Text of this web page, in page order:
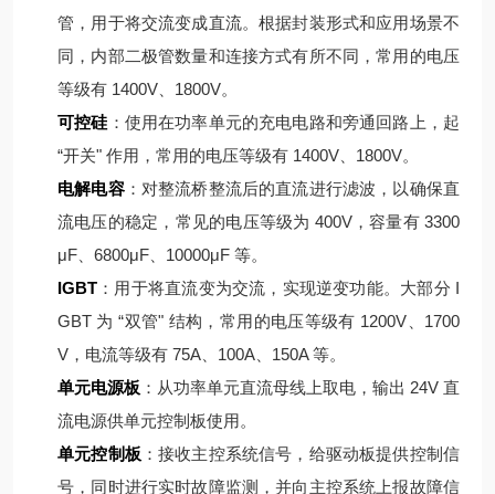
管，用于将交流变成直流。根据封装形式和应用场景不
同，内部二极管数量和连接方式有所不同，常用的电压
等级有 1400V、1800V。
可控硅 ：使用在功率单元的充电电路和旁通回路上，起
“开关" 作用，常用的电压等级有 1400V、1800V。
电解电容：对整流桥整流后的直流进行滤波，以确保直
流电压的稳定，常见的电压等级为 400V，容量有 3300
μF、6800μF、10000μF 等。
IGBT ：用于将直流变为交流，实现逆变功能。大部分 I
GBT 为 “双管" 结构，常用的电压等级有 1200V、1700
V，电流等级有 75A、100A、150A 等。
单元电源板 ：从功率单元直流母线上取电，输出 24V 直
流电源供单元控制板使用。
单元控制板 ：接收主控系统信号，给驱动板提供控制信
号，同时进行实时故障监测，并向主控系统上报故障信